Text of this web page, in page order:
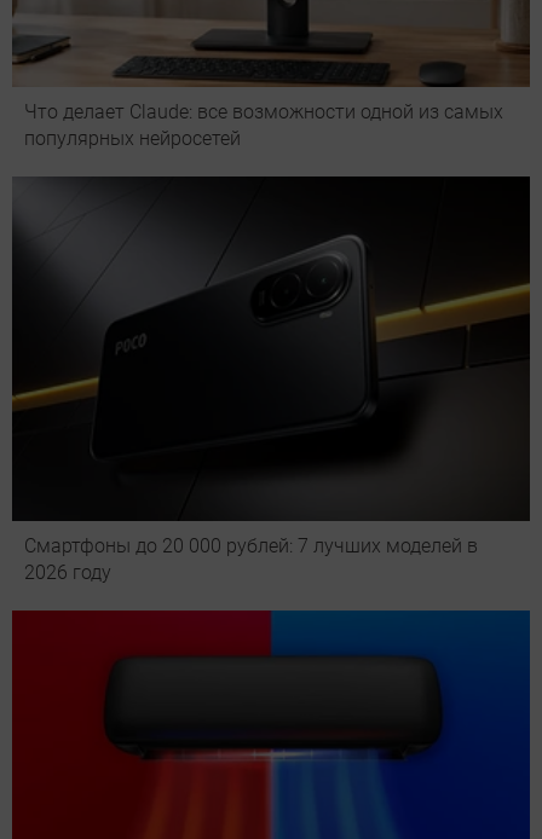
Что делает Сlaude: все возможности одной из самых
популярных нейросетей
Смартфоны до 20 000 рублей: 7 лучших моделей в
2026 году